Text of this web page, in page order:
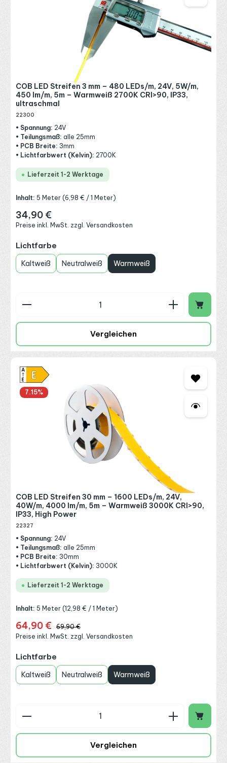
COB LED Streifen 3 mm – 480 LEDs/m, 24V, 5W/m,
450 lm/m, 5m – Warmweiß 2700K CRI>90, IP33,
ultraschmal
22300
• Spannung: 24V
• Teilungsmaß: alle 25mm
• PCB Breite: 3mm
• Lichtfarbwert (Kelvin): 2700K
Lieferzeit 1-2 Werktage
Inhalt:5 Meter(6,98 € / 1 Meter)
Regulärer Preis:
34,90 €
Preise inkl. MwSt. zzgl. Versandkosten
Lichtfarbe
Kaltweiß Neutralweiß Warmweiß
Produkt Anzahl: Gib den gewünschten Wert
Vergleichen
7.15%
COB LED Streifen 30 mm – 1600 LEDs/m, 24V,
40W/m, 4000 lm/m, 5m – Warmweiß 3000K CRI>90,
IP33, High Power
22327
• Spannung: 24V
• Teilungsmaß: alle 25mm
• PCB Breite: 30mm
• Lichtfarbwert (Kelvin): 3000K
Lieferzeit 1-2 Werktage
Inhalt:5 Meter(12,98 € / 1 Meter)
Verkaufspreis:
64,90 € Regulärer Preis:
69,90 €
Preise inkl. MwSt. zzgl. Versandkosten
Lichtfarbe
Kaltweiß Neutralweiß Warmweiß
Produkt Anzahl: Gib den gewünschten Wert
Vergleichen